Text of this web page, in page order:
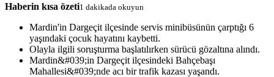
Haberin kısa özeti1 dakikada okuyun
Mardin'in Dargeçit ilçesinde servis minibüsünün çarptığı 6
yaşındaki çocuk hayatını kaybetti.
Olayla ilgili soruşturma başlatılırken sürücü gözaltına alındı.
Mardin&#039;in Dargeçit ilçesindeki Bahçebaşı
Mahallesi&#039;nde acı bir trafik kazası yaşandı.